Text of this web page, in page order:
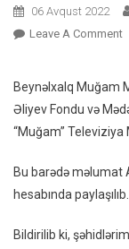
06 Avqust 2022
Leave A CommentOn
–
Beynəlxalq Muğam
Əliyev Fondu və
“Muğam” Televiziya
Bu barədə məlumat
hesabında paylaşılıb.
Bildirilib ki,